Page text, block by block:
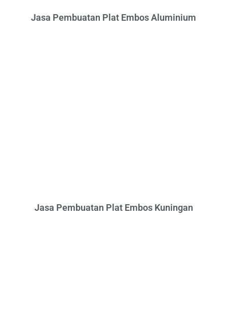
Jasa Pembuatan Plat Embos Aluminium
Jasa Pembuatan Plat Embos Kuningan